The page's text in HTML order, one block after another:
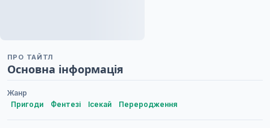
ПРО ТАЙТЛ
Основна інформація
Жанр
Пригоди
Фентезі Ісекай Переродження